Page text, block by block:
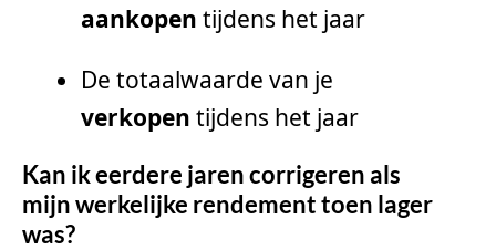
aankopen tijdens het jaar
De totaalwaarde van je
verkopen tijdens het jaar
Kan ik eerdere jaren corrigeren als
mijn werkelijke rendement toen lager
was?